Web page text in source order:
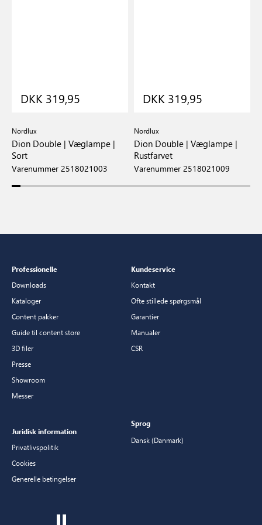
DKK 319,95
Nordlux
Dion Double | Væglampe |
Sort
Varenummer 2518021003
DKK 319,95
Nordlux
Dion Double | Væglampe |
Rustfarvet
Varenummer 2518021009
Professionelle
Downloads
Kataloger
Content pakker
Guide til content store
3D filer
Presse
Showroom
Messer
Kundeservice
Kontakt
Ofte stillede spørgsmål
Garantier
Manualer
CSR
Juridisk information
Privatlivspolitik
Cookies
Generelle betingelser
Sprog
Dansk (Danmark)